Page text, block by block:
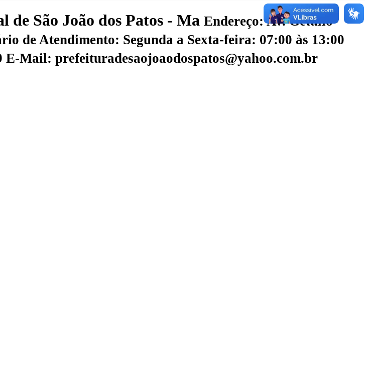
São João dos Patos - Ma Endereço: Av. Getúlio
de Atendimento: Segunda a Sexta-feira: 07:00 às 13:00
E-Mail: prefeituradesaojoaodospatos@yahoo.com.br